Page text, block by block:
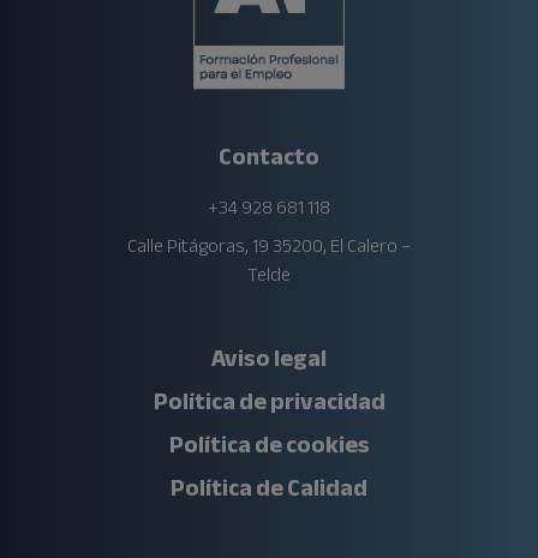
Contacto
+34 928 681 118
Calle Pitágoras, 19 35200, El Calero –
Telde
Aviso legal
Política de privacidad
Política de cookies
Política de Calidad